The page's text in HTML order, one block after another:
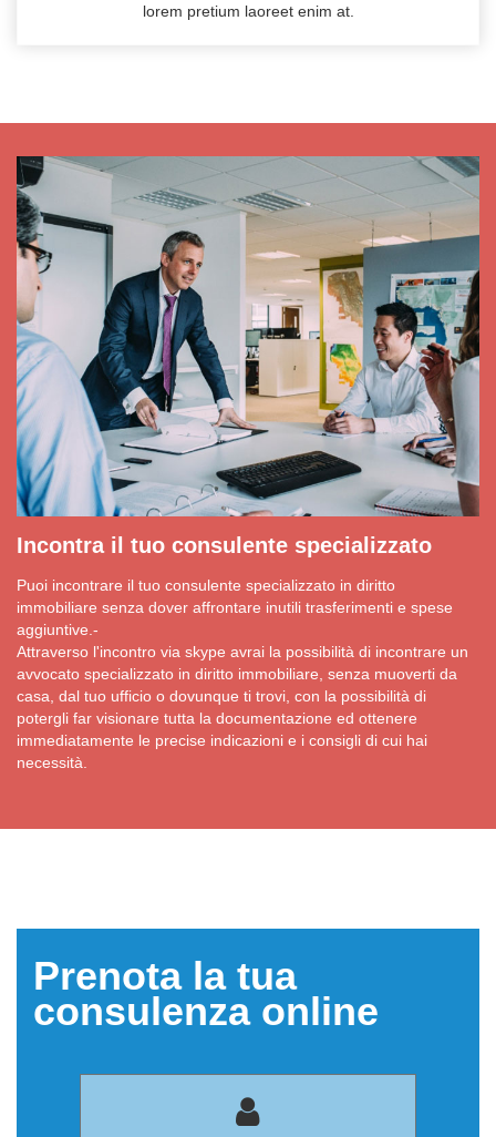
lorem pretium laoreet enim at.
Incontra il tuo consulente specializzato
Puoi incontrare il tuo consulente specializzato in diritto
immobiliare senza dover affrontare inutili trasferimenti e spese
aggiuntive.-
Attraverso l'incontro via skype avrai la possibilità di incontrare un
avvocato specializzato in diritto immobiliare, senza muoverti da
casa, dal tuo ufficio o dovunque ti trovi, con la possibilità di
potergli far visionare tutta la documentazione ed ottenere
immediatamente le precise indicazioni e i consigli di cui hai
necessità.
Prenota la tua
consulenza online